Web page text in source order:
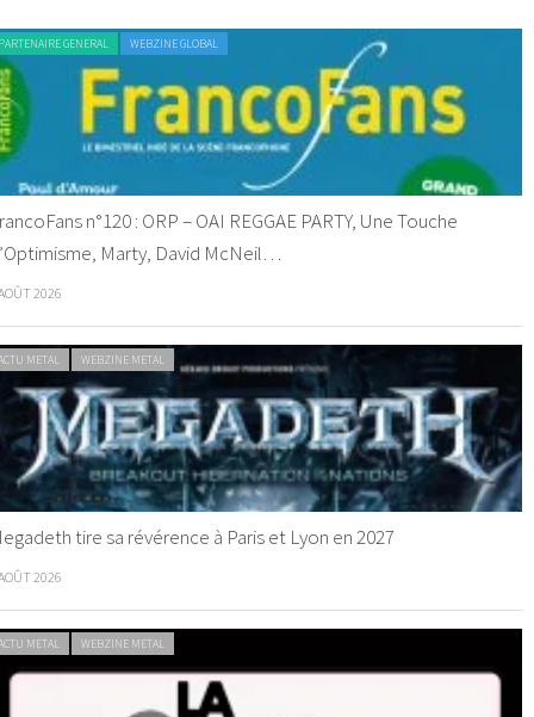
GENERAL WEBZINE GLOBAL
n°120 : ORP – OAI REGGAE PARTY, Une Touche
Marty, David McNeil…
2026
METAL WEBZINE METAL
tire sa révérence à Paris et Lyon en 2027
2026
METAL WEBZINE METAL